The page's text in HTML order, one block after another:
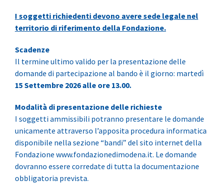
I soggetti richiedenti devono avere sede legale nel
territorio di riferimento della Fondazione.
Scadenze
Il termine ultimo valido per la presentazione delle
domande di partecipazione al bando è il giorno: martedì
15 Settembre 2026 alle ore 13.00.
Modalità di presentazione delle richieste
I soggetti ammissibili potranno presentare le domande
unicamente attraverso l’apposita procedura informatica
disponibile nella sezione “bandi” del sito internet della
Fondazione www.fondazionedimodena.it. Le domande
dovranno essere corredate di tutta la documentazione
obbligatoria prevista.